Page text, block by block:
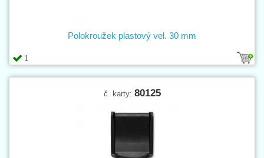
1
Polokroužek plastový vel. 30 mm
č. karty: 80125